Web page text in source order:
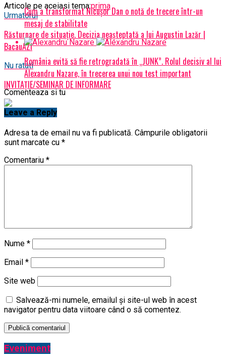
Articole pe aceiasi tema:prima
Urmatorul
Răsturnare de situație. Decizia neașteptată a lui Augustin Lazăr |
BacauAZI
Nu ratati
INVITAŢIE/SEMINAR DE INFORMARE
Cum a transformat Nicușor Dan o notă de trecere într-un
mesaj de stabilitate
România evită să fie retrogradată în „JUNK”. Rolul decisiv al lui
Alexandru Nazare, în trecerea unui nou test important
Comenteaza si tu
Leave a Reply
Adresa ta de email nu va fi publicată. Câmpurile obligatorii
sunt marcate cu *
Comentariu *
Nume *
Email *
Site web
Salvează-mi numele, emailul și site-ul web în acest
navigator pentru data viitoare când o să comentez.
Eveniment